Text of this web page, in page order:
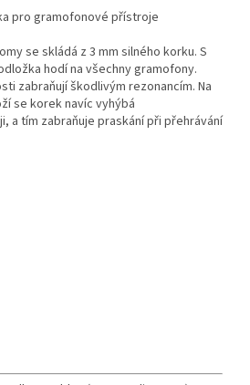
pro gramofonové přístroje
se skládá z 3 mm silného korku. S
hodí na všechny gramofony.
zabraňují škodlivým rezonancím. Na
se korek navíc vyhýbá
a tím zabraňuje praskání při přehrávání